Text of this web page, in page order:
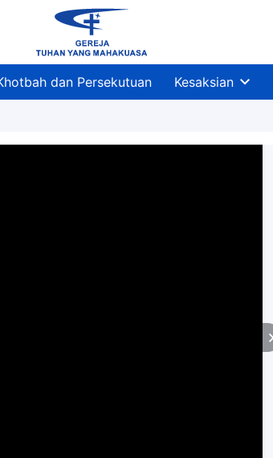
dan Persekutuan Kesaksian